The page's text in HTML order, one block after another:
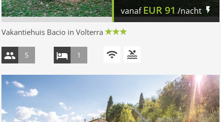
vanafEUR91/nacht
Vakantiehuis Bacio in Volterra
5 1